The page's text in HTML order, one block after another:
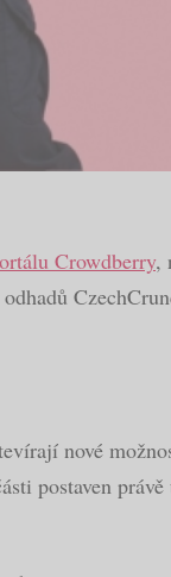
Crowdberry,
nové
postaven